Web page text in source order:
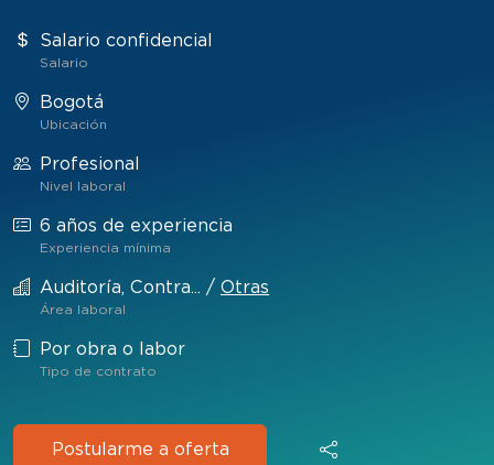
Salario confidencial
Salario
Bogotá
Ubicación
Profesional
Nivel laboral
6 años de experiencia
Experiencia mínima
Auditoría, Contra... / Otras
Área laboral
Por obra o labor
Tipo de contrato
Postularme a oferta